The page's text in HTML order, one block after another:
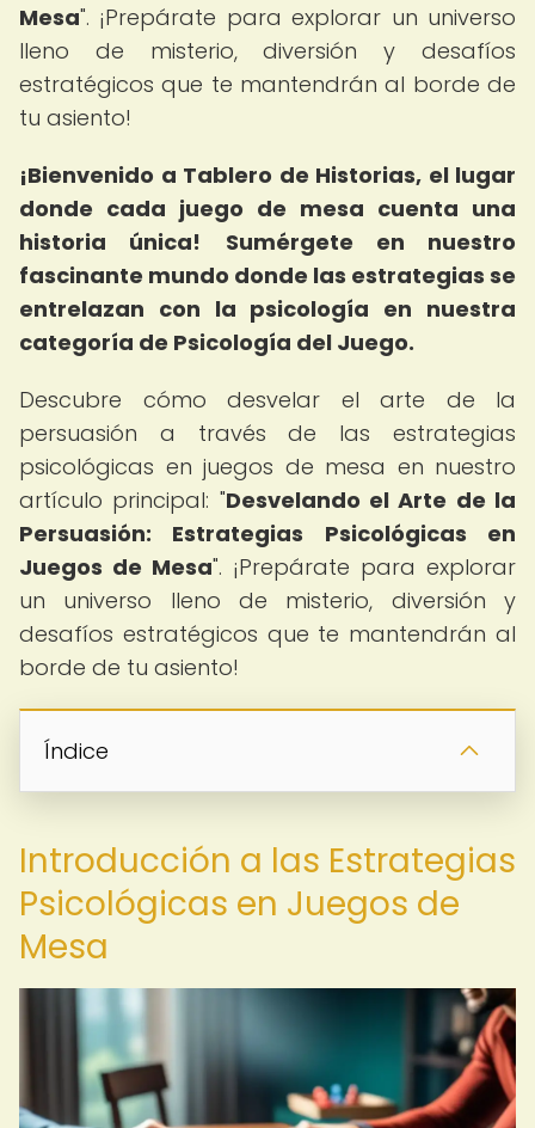
Mesa". ¡Prepárate para explorar un universo
lleno de misterio, diversión y desafíos
estratégicos que te mantendrán al borde de
tu asiento!
¡Bienvenido a Tablero de Historias, el lugar
donde cada juego de mesa cuenta una
historia única!
Sumérgete en nuestro
fascinante mundo donde las estrategias se
entrelazan con la psicología en nuestra
categoría de Psicología del Juego.
Descubre cómo desvelar el arte de la
persuasión a través de las estrategias
psicológicas en juegos de mesa en nuestro
artículo principal: "Desvelando el Arte de la
Persuasión: Estrategias Psicológicas en
Juegos de Mesa". ¡Prepárate para explorar
un universo lleno de misterio, diversión y
desafíos estratégicos que te mantendrán al
borde de tu asiento!
Índice
Introducción a las Estrategias
Psicológicas en Juegos de
Mesa